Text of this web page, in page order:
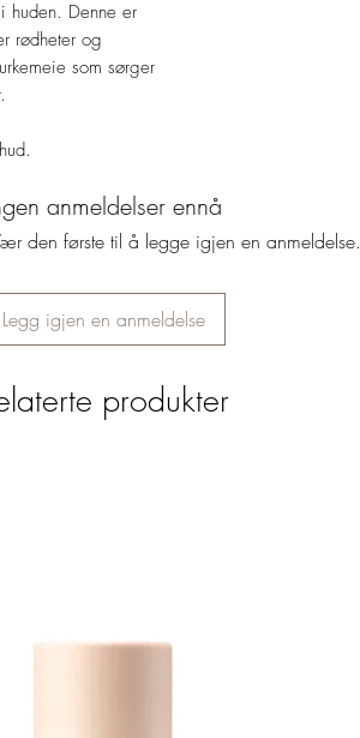
huden. Denne er
rødheter og
som sørger
anmeldelser ennå
den første til å legge igjen en anmeldelse.
Legg igjen en anmeldelse
produkter